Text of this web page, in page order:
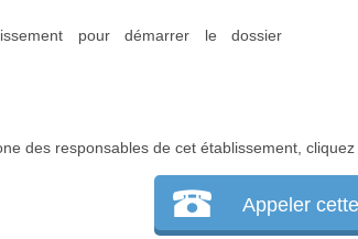
pour démarrer le dossier
des responsables de cet établissement, cliquez
Appeler